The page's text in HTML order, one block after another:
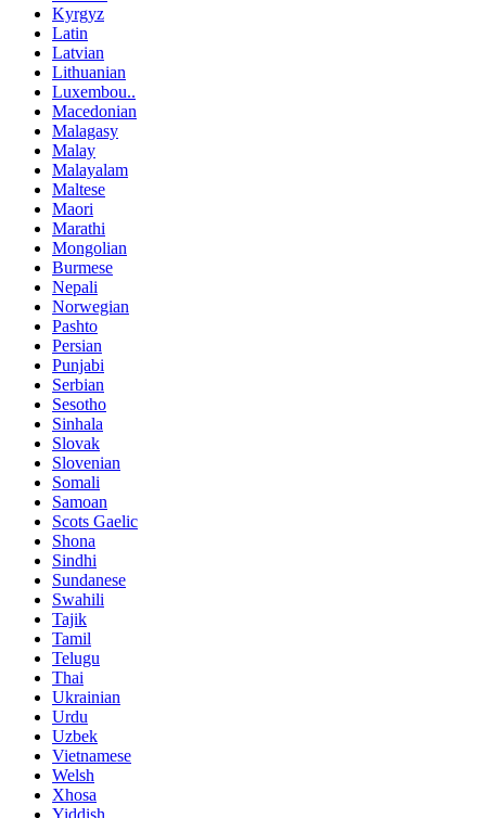
Kyrgyz
Latin
Latvian
Lithuanian
Luxembou..
Macedonian
Malagasy
Malay
Malayalam
Maltese
Maori
Marathi
Mongolian
Burmese
Nepali
Norwegian
Pashto
Persian
Punjabi
Serbian
Sesotho
Sinhala
Slovak
Slovenian
Somali
Samoan
Scots Gaelic
Shona
Sindhi
Sundanese
Swahili
Tajik
Tamil
Telugu
Thai
Ukrainian
Urdu
Uzbek
Vietnamese
Welsh
Xhosa